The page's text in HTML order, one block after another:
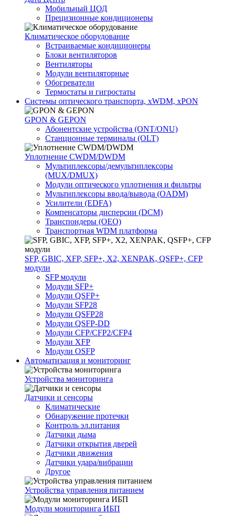
Мобильный ЦОД
Прецизионные кондиционеры
Климатичeское оборудование
Встраиваемые кондиционеры
Блоки вентиляторов
Вентиляторы
Модули вентиляторные
Обогреватели
Термостаты и гигростаты
Системы оптического транспорта, xWDM, xPON
GPON & GEPON
Абонентские устройства (ONT/ONU)
Станционные терминалы (OLT)
Уплотнение CWDM/DWDM
Мультиплексоры/демультиплексоры
(MUX/DMUX)
Модули оптического уплотнения и фильтры
Мультиплексоры ввода/вывода (OADM)
Усилители (EDFA)
Компенсаторы дисперсии (DCM)
Транспондеры (OEO)
Транспортная WDM платформа
SFP, GBIC, XFP, SFP+, X2, XENPAK, QSFP+, CFP
модули
SFP модули
Модули SFP+
Модули QSFP+
Модули SFP28
Модули QSFP28
Модули QSFP-DD
Модули CFP/CFP2/CFP4
Модули XFP
Модули OSFP
Автоматизация и мониторинг
Устройства мониторинга
Датчики и сенсоры
Климатические
Обнаружение протечки
Контроль эл.питания
Датчики дыма
Датчики открытия дверей
Датчики движения
Датчики удара/вибрации
Другое
Устройства управления питанием
Модули мониторинга ИБП